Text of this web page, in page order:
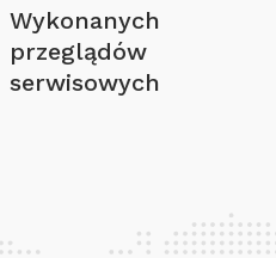
Wykonanych
przeglądów
serwisowych